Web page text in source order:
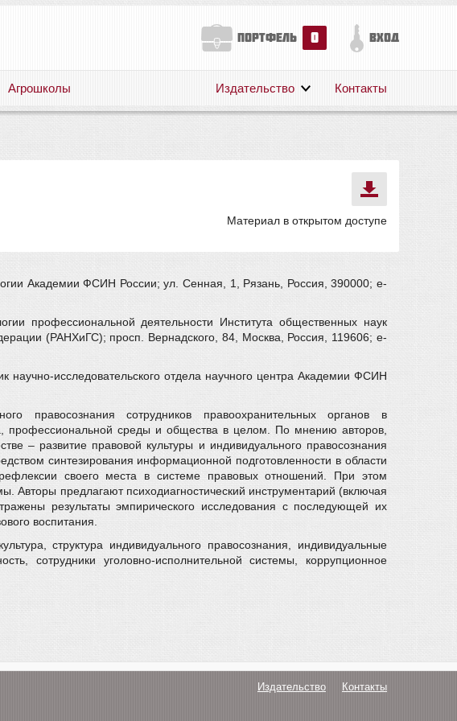
портфель 0 вход
Агрошколы
О нас
Издательство Контакты
Материал в открытом доступе
Академии ФСИН России; ул. Сенная, 1, Рязань, Россия, 390000; e-
профессиональной деятельности Института общественных наук
(РАНХиГС); просп. Вернадского, 84, Москва, Россия, 119606; e-
научно-исследовательского отдела научного центра Академии ФСИН
правосознания сотрудников правоохранительных органов в
профессиональной среды и общества в целом. По мнению авторов,
– развитие правовой культуры и индивидуального правосознания
синтезирования информационной подготовленности в области
своего места в системе правовых отношений. При этом
Авторы предлагают психодиагностический инструментарий (включая
результаты эмпирического исследования с последующей их
воспитания.
структура индивидуального правосознания, индивидуальные
сотрудники уголовно-исполнительной системы, коррупционное
Издательство Контакты